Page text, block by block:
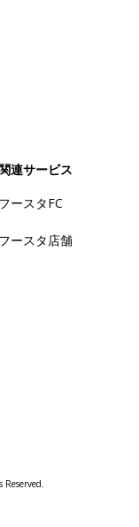
連サービス
フースタFC
フースタ店舗